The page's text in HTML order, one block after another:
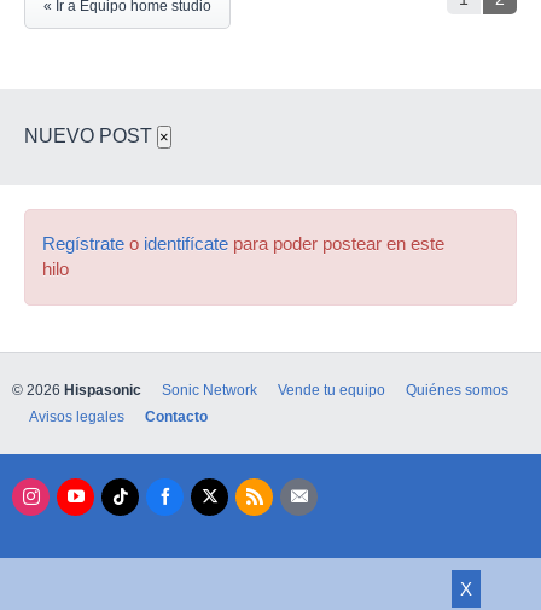
« Ir a Equipo home studio
NUEVO POST ×
Regístrate o identifícate para poder postear en este
hilo
X
© 2026 Hispasonic Sonic Network Vende tu equipo
Quiénes somos
Avisos legales
Contacto